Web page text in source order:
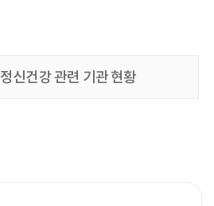
정신건강 관련 기관 현황